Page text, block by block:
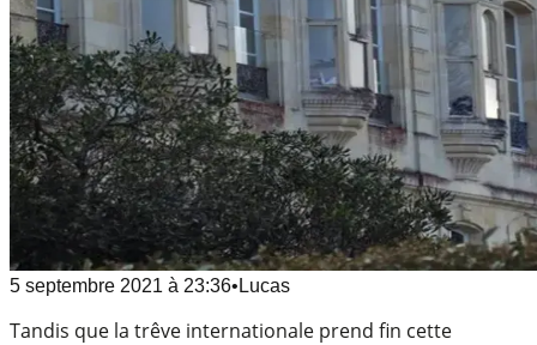
5 septembre 2021 à 23:36• Lucas
Tandis que la trêve internationale prend fin cette